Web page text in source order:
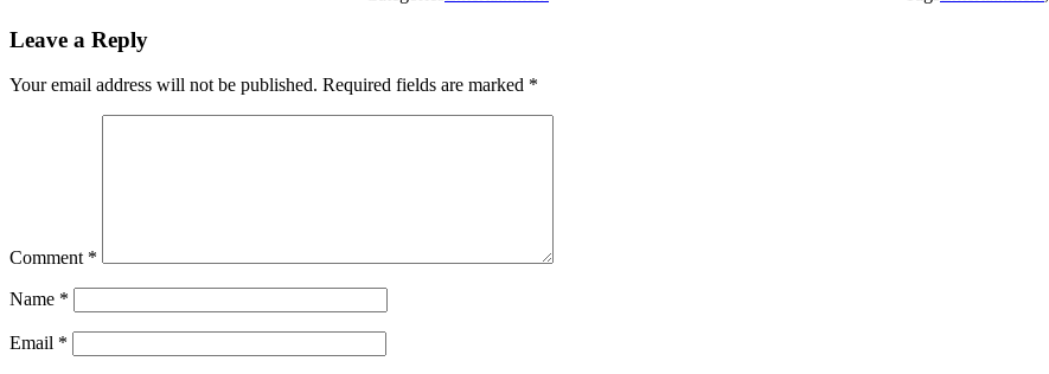
Leave a Reply
Your email address will not be published. Required fields are marked *
Comment *
Name *
Email *